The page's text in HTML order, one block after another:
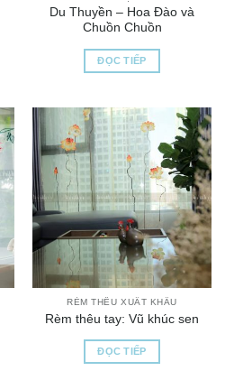
Du Thuyền – Hoa Đào và
Chuồn Chuồn
ĐỌC TIẾP
RÈM THÊU XUẤT KHẨU
Rèm thêu tay: Vũ khúc sen
ĐỌC TIẾP